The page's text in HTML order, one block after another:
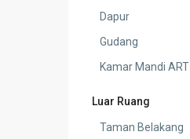
Dapur
Gudang
Kamar Mandi ART
Luar Ruang
Taman Belakang